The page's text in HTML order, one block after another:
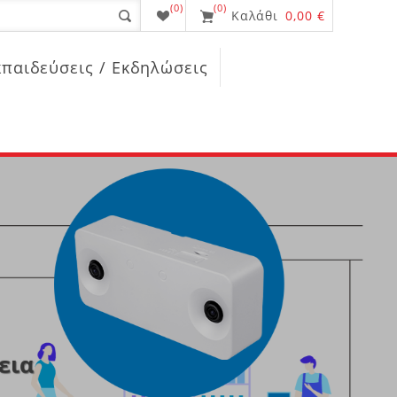
(0) (0) Καλάθι 0,00 €
/ Εκδηλώσεις